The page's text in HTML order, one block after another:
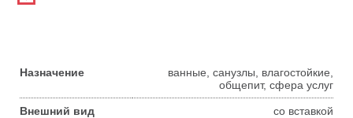
Назначение
ванные, санузлы, влагостойкие,
общепит, сфера услуг
Внешний вид со вставкой